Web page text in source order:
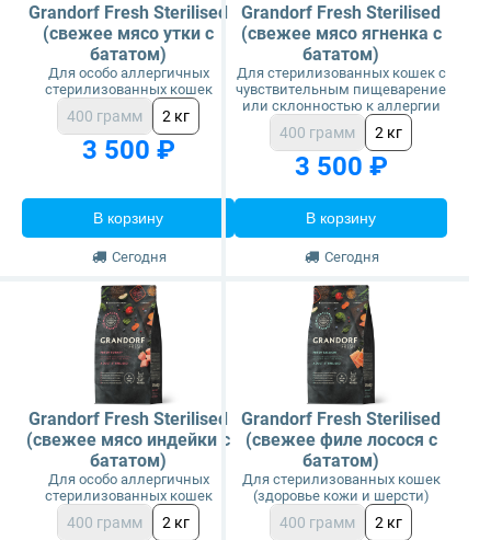
Grandorf Fresh Sterilised
(свежее мясо утки с
бататом)
Для особо аллергичных
стерилизованных кошек
400 грамм 2 кг
3 500 ₽
В корзину
Сегодня
Grandorf Fresh Sterilised
(свежее мясо ягненка с
бататом)
Для стерилизованных кошек с
чувствительным пищеварение
или склонностью к аллергии
400 грамм 2 кг
3 500 ₽
В корзину
Сегодня
Grandorf Fresh Sterilised
(свежее мясо индейки с
бататом)
Для особо аллергичных
стерилизованных кошек
400 грамм 2 кг
Grandorf Fresh Sterilised
(свежее филе лосося с
бататом)
Для стерилизованных кошек
(здоровье кожи и шерсти)
400 грамм 2 кг